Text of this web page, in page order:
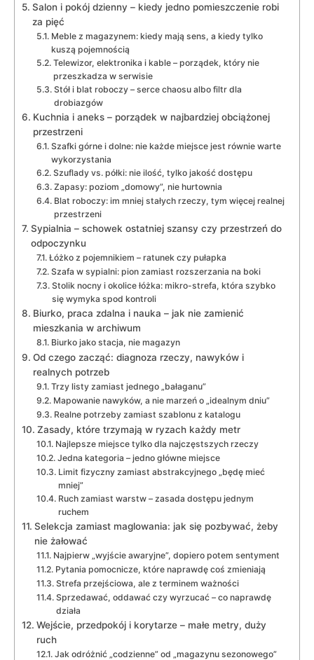
Salon i pokój dzienny – kiedy jedno pomieszczenie robi
za pięć
Meble z magazynem: kiedy mają sens, a kiedy tylko
kuszą pojemnością
Telewizor, elektronika i kable – porządek, który nie
przeszkadza w serwisie
Stół i blat roboczy – serce chaosu albo filtr dla
drobiazgów
Kuchnia i aneks – porządek w najbardziej obciążonej
przestrzeni
Szafki górne i dolne: nie każde miejsce jest równie warte
wykorzystania
Szuflady vs. półki: nie ilość, tylko jakość dostępu
Zapasy: poziom „domowy”, nie hurtownia
Blat roboczy: im mniej stałych rzeczy, tym więcej realnej
przestrzeni
Sypialnia – schowek ostatniej szansy czy przestrzeń do
odpoczynku
Łóżko z pojemnikiem – ratunek czy pułapka
Szafa w sypialni: pion zamiast rozszerzania na boki
Stolik nocny i okolice łóżka: mikro-strefa, która szybko
się wymyka spod kontroli
Biurko, praca zdalna i nauka – jak nie zamienić
mieszkania w archiwum
Biurko jako stacja, nie magazyn
Od czego zacząć: diagnoza rzeczy, nawyków i
realnych potrzeb
Trzy listy zamiast jednego „bałaganu”
Mapowanie nawyków, a nie marzeń o „idealnym dniu”
Realne potrzeby zamiast szablonu z katalogu
Zasady, które trzymają w ryzach każdy metr
Najlepsze miejsce tylko dla najczęstszych rzeczy
Jedna kategoria – jedno główne miejsce
Limit fizyczny zamiast abstrakcyjnego „będę mieć
mniej”
Ruch zamiast warstw – zasada dostępu jednym
ruchem
Selekcja zamiast maglowania: jak się pozbywać, żeby
nie żałować
Najpierw „wyjście awaryjne”, dopiero potem sentyment
Pytania pomocnicze, które naprawdę coś zmieniają
Strefa przejściowa, ale z terminem ważności
Sprzedawać, oddawać czy wyrzucać – co naprawdę
działa
Wejście, przedpokój i korytarze – małe metry, duży
ruch
Jak odróżnić „codzienne” od „magazynu sezonowego”